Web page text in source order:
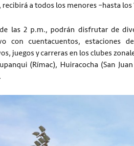
recibirá a todos los menores –hasta
las 2 p.m., podrán disfrutar de
con cuentacuentos, estaciones
juegos y carreras en los clubes
(Rímac), Huiracocha (San